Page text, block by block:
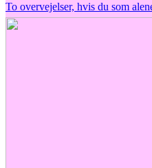
To overvejelser, hvis du som